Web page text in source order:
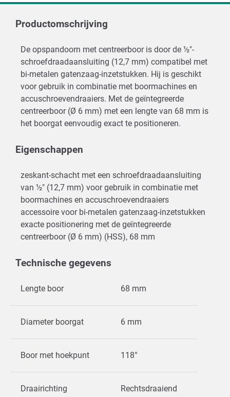
Productomschrijving
De opspandoorn met centreerboor is door de ½"-
schroefdraadaansluiting (12,7 mm) compatibel met
bi-metalen gatenzaag-inzetstukken. Hij is geschikt
voor gebruik in combinatie met boormachines en
accuschroevendraaiers. Met de geïntegreerde
centreerboor (Ø 6 mm) met een lengte van 68 mm is
het boorgat eenvoudig exact te positioneren.
Eigenschappen
zeskant-schacht met een schroefdraadaansluiting
van ½" (12,7 mm) voor gebruik in combinatie met
boormachines en accuschroevendraaiers
accessoire voor bi-metalen gatenzaag-inzetstukken
exacte positionering met de geïntegreerde
centreerboor (Ø 6 mm) (HSS), 68 mm
Technische gegevens
Lengte boor 68 mm
Diameter boorgat 6 mm
Boor met hoekpunt 118°
Draairichting Rechtsdraaiend